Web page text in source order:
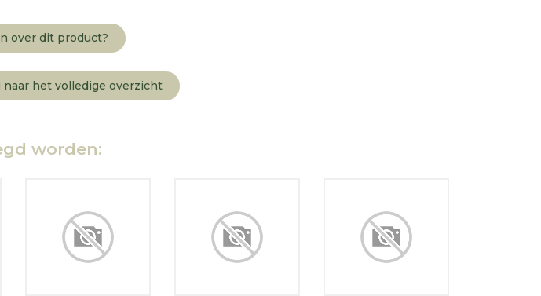
over dit product?
naar het volledige overzicht
worden: